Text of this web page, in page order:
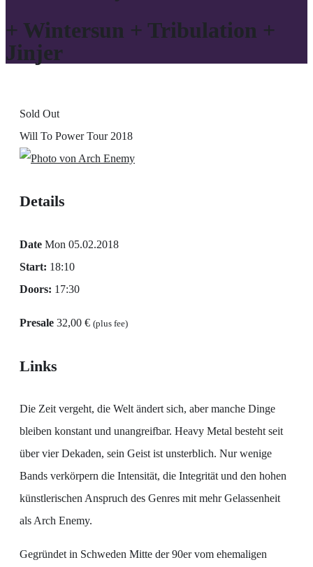
+ Wintersun + Tribulation +
Jinjer
Sold Out
Will To Power Tour 2018
Details
Date Mon 05.02.2018
Start: 18:10
Doors: 17:30
Presale 32,00 € (plus fee)
Links
Die Zeit vergeht, die Welt ändert sich, aber manche Dinge
bleiben konstant und unangreifbar. Heavy Metal besteht seit
über vier Dekaden, sein Geist ist unsterblich. Nur wenige
Bands verkörpern die Intensität, die Integrität und den hohen
künstlerischen Anspruch des Genres mit mehr Gelassenheit
als Arch Enemy.
Gegründet in Schweden Mitte der 90er vom ehemaligen